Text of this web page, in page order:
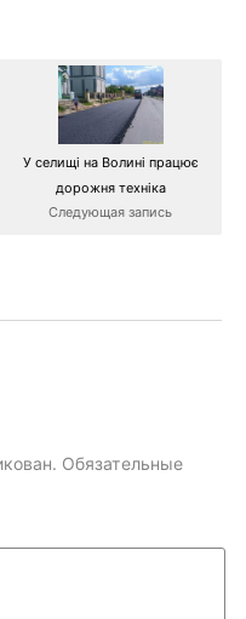
У селищі на Волині працює
дорожня техніка
Следующая запись
Обязательные